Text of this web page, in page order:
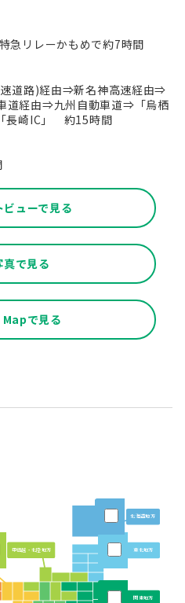
急リレーかもめで約7時間
道路)経由⇒新名神高速経由⇒
道経由⇒九州自動車道⇒「烏栖
長崎IC」 約15時間
ビューで見る
真で見る
で見る
甲信越・北陸地方
関東地方
東北地方
北海道地方